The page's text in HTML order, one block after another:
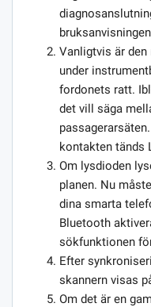
Vanligtvis är
under
fordonets ratt.
det vill säga
kontakten tänds
Om lysdioden
planen. Nu
dina smarta
Bluetooth
sökfunktionen
Efter
skannern visas
Om det är en